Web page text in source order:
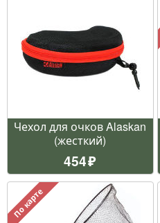
Чехол для очков Alaskan
(жесткий)
454
По карте